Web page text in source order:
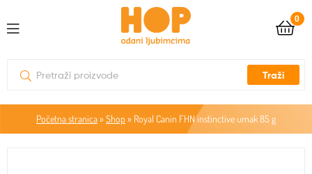
0
Traži
Početna stranica» Shop» Royal Canin FHN instinctive umak 85 g